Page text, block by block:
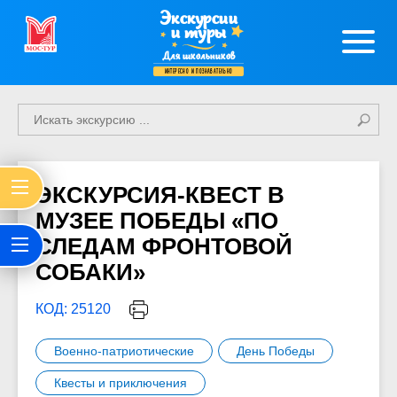
Экскурсии
и туры
Для школьников
интересно и познавательно
ЭКСКУРСИЯ-КВЕСТ В
МУЗЕЕ ПОБЕДЫ «ПО
СЛЕДАМ ФРОНТОВОЙ
СОБАКИ»
КОД: 25120
Военно-патриотические День Победы
Квесты и приключения